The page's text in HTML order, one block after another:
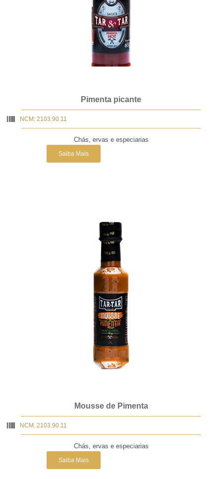
Pimenta picante
NCM: 2103.90.11
Chás, ervas e especiarias
Saiba Mais
Mousse de Pimenta
NCM: 2103.90.11
Chás, ervas e especiarias
Saiba Mais